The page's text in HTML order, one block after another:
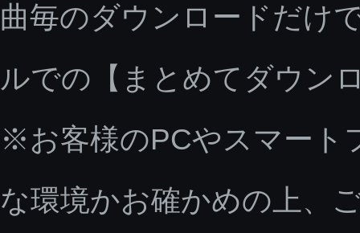
曲毎のダウンロードだけ
ルでの【まとめてダウン
※お客様のPCやスマート
な環境かお確かめの上、